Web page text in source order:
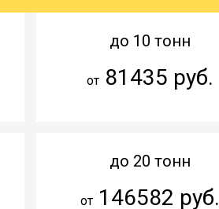
до 10 тонн
от81435 руб.
до 20 тонн
от146582 руб.